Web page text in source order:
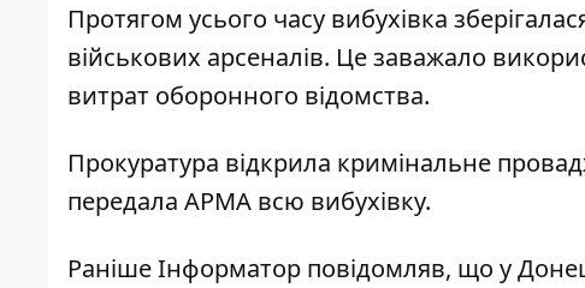
Протягом усього часу вибухівка
військових арсеналів. Це заважало
витрат оборонного відомства.
Прокуратура відкрила кримінальне
передала АРМА всю вибухівку.
РанішеІнформатор повідомляв, що у